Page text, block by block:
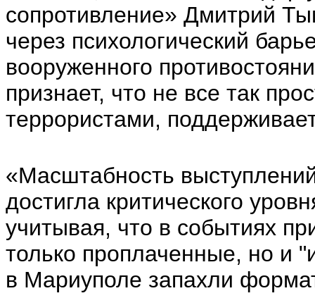
сопротивление» Дмитрий
через психологический
вооруженного
признает, что не все так
террористами,
«Масштабность
достигла критического
учитывая, что в событиях
только проплаченные, но и
в Мариуполе запахли